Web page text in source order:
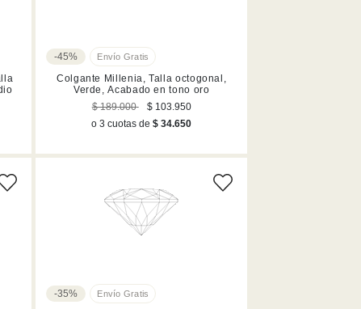
-45%
Colgante Millenia, Talla octogonal,
Verde, Acabado en tono oro
$ 189.000
$ 103.950
o 3 cuotas de$ 34.650
-35%